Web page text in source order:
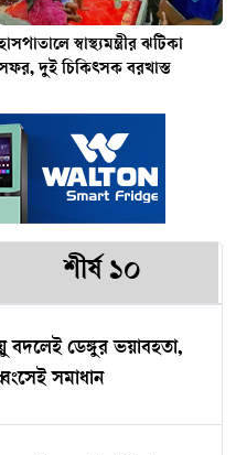
স্বাস্থ্যমন্ত্রীর ঝটিকা
দুই চিকিৎসক বরখাস্ত
শীর্ষ ১০
বদলেই ডেঙ্গুর ভয়াবহতা,
সমাধান